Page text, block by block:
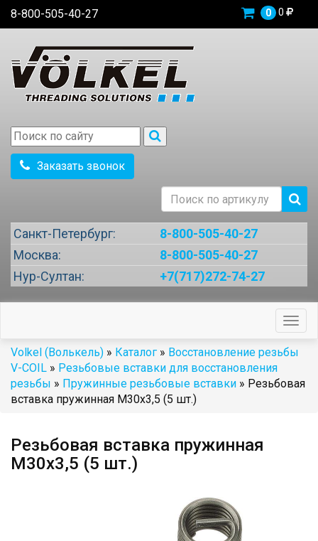
8-800-505-40-27 0 0
Заказать звонок
Санкт-Петербург:
8-800-505-40-27
Москва:
8-800-505-40-27
Нур-Султан:
+7(717)272-74-27
Volkel (Волькель) » Каталог » Восстановление резьбы
V-COIL » Резьбовые вставки для восстановления
резьбы » Пружинные резьбовые вставки » Резьбовая
вставка пружинная M30x3,5 (5 шт.)
Резьбовая вставка пружинная
M30x3,5 (5 шт.)